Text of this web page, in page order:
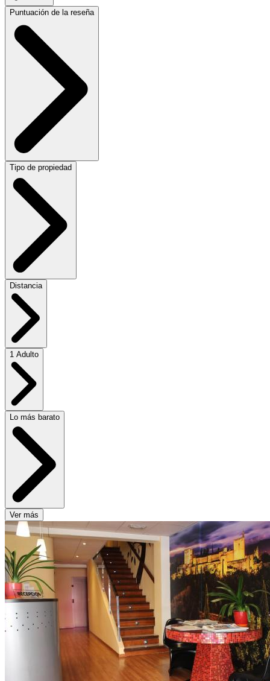
Puntuación de la reseña
Tipo de propiedad
Distancia
1 Adulto
Lo más barato
Ver más